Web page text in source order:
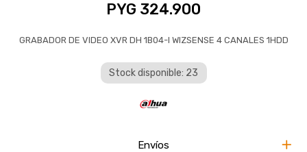
PYG 324.900
GRABADOR DE VIDEO XVR DH 1B04-I WIZSENSE 4 CANALES 1HDD
Stock disponible: 23
Envíos